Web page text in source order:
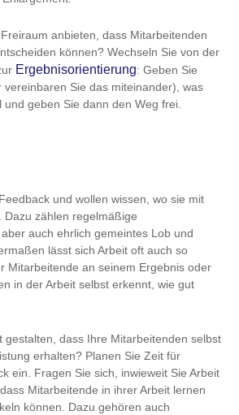
anbieten, dass Mitarbeitenden
können? Wechseln Sie von der
Ergebnisorientierung: Geben Sie
Sie das miteinander), was
und geben Sie dann den Weg frei.
und wollen wissen, wo sie mit
Dazu zählen regelmäßige
auch ehrlich gemeintes Lob und
lässt sich Arbeit oft auch so
Mitarbeitende an seinem Ergebnis oder
in der Arbeit selbst erkennt, wie gut
gestalten, dass Ihre Mitarbeitenden selbst
erhalten? Planen Sie Zeit für
ein. Fragen Sie sich, inwieweit Sie Arbeit
Mitarbeitende in ihrer Arbeit lernen
können. Dazu gehören auch